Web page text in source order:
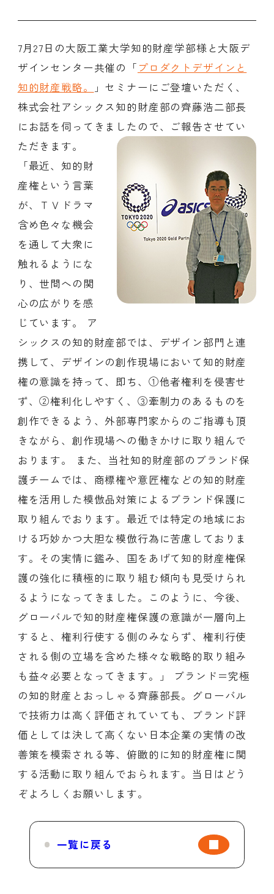
ソーシャルメディアポリシー
会員ログイン
デザイン相談
お問い合わせ
見学申込
ブランディングのご相談
ビジネスマッチングはこちら
サービス
サイトへ
7月27日の大阪工業大学知的財産学部様と大阪デ
ザインセンター共催の「 プロダクトデザインと
知的財産戦略。
」セミナーにご登壇いただく、
株式会社アシックス知的財産部の齊藤浩二部長
にお話を伺ってきましたので、ご報告させてい
ただきます。
「最近、知的財
産権という言葉
が、ＴＶドラマ
含め色々な機会
を通して大衆に
触れるようにな
り、世間への関
心の広がりを感
じています。 ア
シックスの知的財産部では、デザイン部門と連
携して、デザインの創作現場において知的財産
権の意識を持って、即ち、①他者権利を侵害せ
ず、②権利化しやすく、③牽制力のあるものを
創作できるよう、外部専門家からのご指導も頂
きながら、創作現場への働きかけに取り組んで
おります。 また、当社知的財産部のブランド保
護チームでは、商標権や意匠権などの知的財産
権を活用した模倣品対策によるブランド保護に
取り組んでおります。最近では特定の地域にお
ける巧妙かつ大胆な模倣行為に苦慮しておりま
す。その実情に鑑み、国をあげて知的財産権保
護の強化に積極的に取り組む傾向も見受けられ
るようになってきました。このように、今後、
グローバルで知的財産権保護の意識が一層向上
すると、権利行使する側のみならず、権利行使
される側の立場を含めた様々な戦略的取り組み
も益々必要となってきます。」 ブランド＝究極
の知的財産とおっしゃる齊藤部長。グローバル
で技術力は高く評価されていても、ブランド評
価としては決して高くない日本企業の実情の改
善策を模索される等、俯瞰的に知的財産権に関
する活動に取り組んでおられます。当日はどう
ぞよろしくお願いします。
一覧に戻る